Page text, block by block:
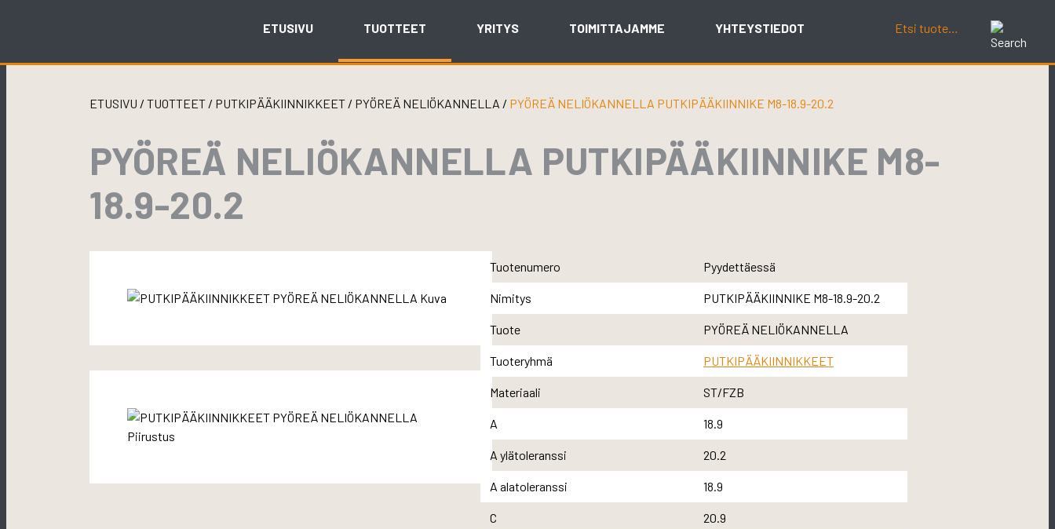
ETUSIVU TUOTTEET YRITYS TOIMITTAJAMME YHTEYSTIEDOT
ETUSIVU /TUOTTEET / PUTKIPÄÄKIINNIKKEET / PYÖREÄ NELIÖKANNELLA / PYÖREÄ NELIÖKANNELLA PUTKIPÄÄKIINNIKE M8-18.9-20.2
PYÖREÄ NELIÖKANNELLA PUTKIPÄÄKIINNIKE M8-
18.9-20.2
Tuotenumero Pyydettäessä
Nimitys PUTKIPÄÄKIINNIKE M8-18.9-20.2
Tuote PYÖREÄ NELIÖKANNELLA
Tuoteryhmä PUTKIPÄÄKIINNIKKEET
Materiaali ST/FZB
A 18.9
A ylätoleranssi 20.2
A alatoleranssi 18.9
C 20.9